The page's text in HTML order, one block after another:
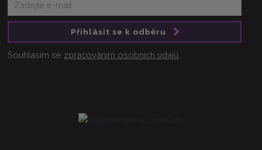
Přihlásit se k odběru
Souhlasím se zpracováním osobních údajů